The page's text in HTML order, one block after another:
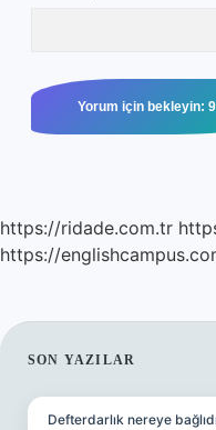
https://ridade.com.tr
https://
SIDEBAR
SON YAZILAR
Defterdarlık nereye